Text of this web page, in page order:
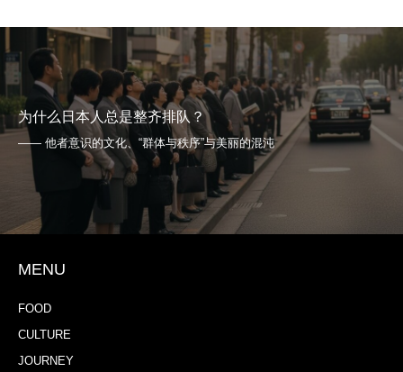
为什么日本人总是整齐排队？
—— 他者意识的文化、“群体与秩序”与美丽的混沌
MENU
FOOD
CULTURE
JOURNEY